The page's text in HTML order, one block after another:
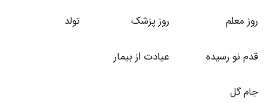
روز معلم روز پزشک تولد
قدم نو رسیده عیادت از بیمار
جام گل